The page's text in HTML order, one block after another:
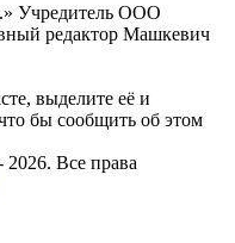
Учредитель ООО
редактор Машкевич
выделите её и
бы сообщить об этом
Все права